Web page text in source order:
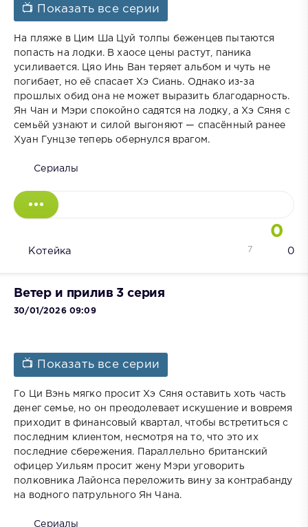
📺 Показать все серии
На пляже в Цим Ша Цуй толпы беженцев пытаются
попасть на лодки. В хаосе цены растут, паника
усиливается. Цяо Инь Ван теряет альбом и чуть не
погибает, но её спасает Хэ Сиань. Однако из-за
прошлых обид она не может выразить благодарность.
Ян Чан и Мэри спокойно садятся на лодку, а Хэ Сяня с
семьёй узнают и силой выгоняют — спасённый ранее
Хуан Гунцзе теперь обернулся врагом.
Сериалы
0
Котейка 0
7
Ветер и прилив 3 серия
30/01/2026 09:09
📺 Показать все серии
Го Ци Вэнь мягко просит Хэ Сяня оставить хоть часть
денег семье, но он преодолевает искушение и вовремя
приходит в финансовый квартал, чтобы встретиться с
последним клиентом, несмотря на то, что это их
последние сбережения. Параллельно британский
офицер Уильям просит жену Мэри уговорить
полковника Лайонса переложить вину за контрабанду
на водного патрульного Ян Чана.
Сериалы